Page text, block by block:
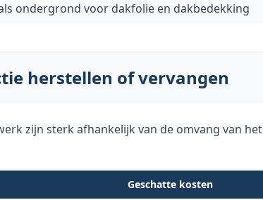
ondergrond voor dakfolie en dakbedekking
herstellen of vervangen
zijn sterk afhankelijk van de omvang van het
Geschatte kosten